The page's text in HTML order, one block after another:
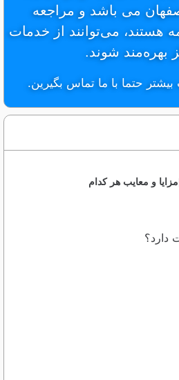
می باشد و مراجعه
هستند، می‌توانند از خدمات
بهره‌مند شوند.
حتما با ما تماس بگیرین.
و معایب هر کدام